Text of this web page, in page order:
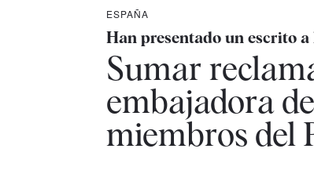
ESPAÑA
Han presentado un escrito a
Sumar
embajadora
miembros del